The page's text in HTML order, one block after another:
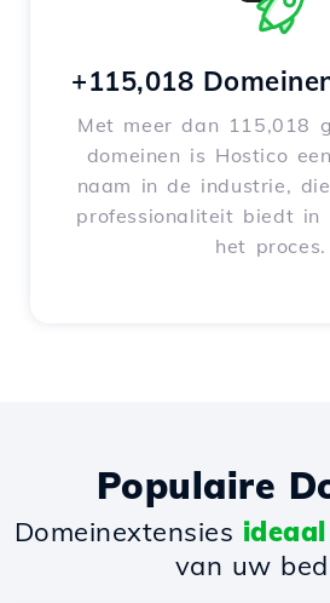
+115,018
Met meer dan 115,018
domeinen is Hostico
naam in de industrie,
professionaliteit biedt in
het proces.
Populaire
Domeinextensies ideaal
van uw